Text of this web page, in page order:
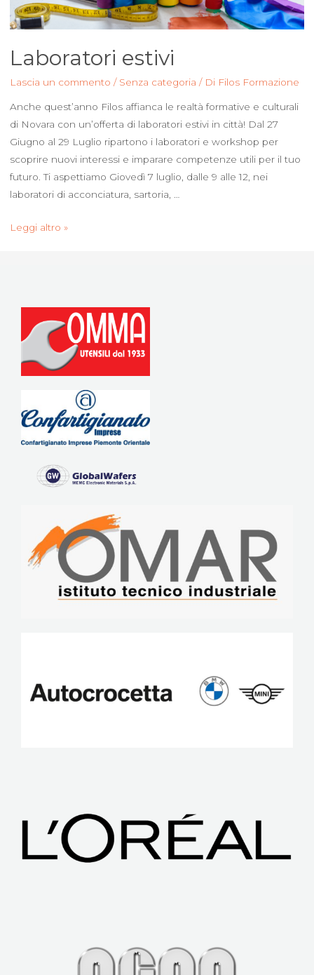
Laboratori estivi
Lascia un commento / Senza categoria / Di Filos Formazione
Anche quest’anno Filos affianca le realtà formative e culturali
di Novara con un’offerta di laboratori estivi in città! Dal 27
Giugno al 29 Luglio ripartono i laboratori e workshop per
scoprire nuovi interessi e imparare competenze utili per il tuo
futuro. Ti aspettiamo Giovedì 7 luglio, dalle 9 alle 12, nei
laboratori di acconciatura, sartoria, …
Leggi altro »